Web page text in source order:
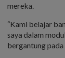
mereka.
“Kami belajar
saya dalam
bergantung pada